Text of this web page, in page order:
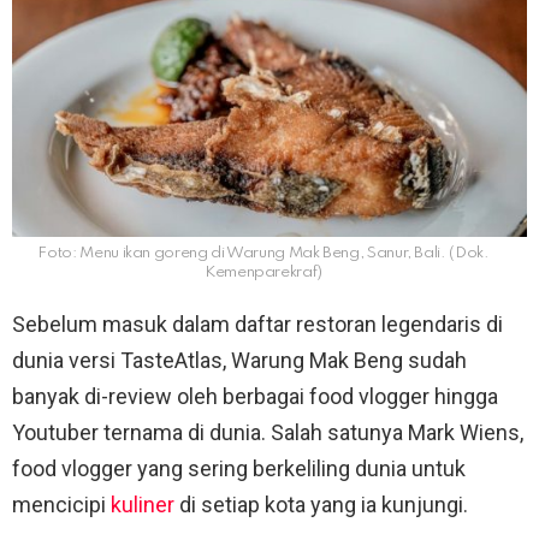
Foto: Menu ikan goreng di Warung Mak Beng, Sanur, Bali. (Dok.
Kemenparekraf)
Sebelum masuk dalam daftar restoran legendaris di
dunia versi TasteAtlas, Warung Mak Beng sudah
banyak di-review oleh berbagai food vlogger hingga
Youtuber ternama di dunia. Salah satunya Mark Wiens,
food vlogger yang sering berkeliling dunia untuk
mencicipi kuliner di setiap kota yang ia kunjungi.